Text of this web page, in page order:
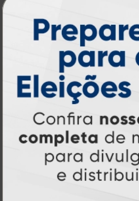
Espírito Santo
Minas Gerais
Rio de Janeiro
Região Sul -2512balcões na
Paraná
Rio Grande do Sul